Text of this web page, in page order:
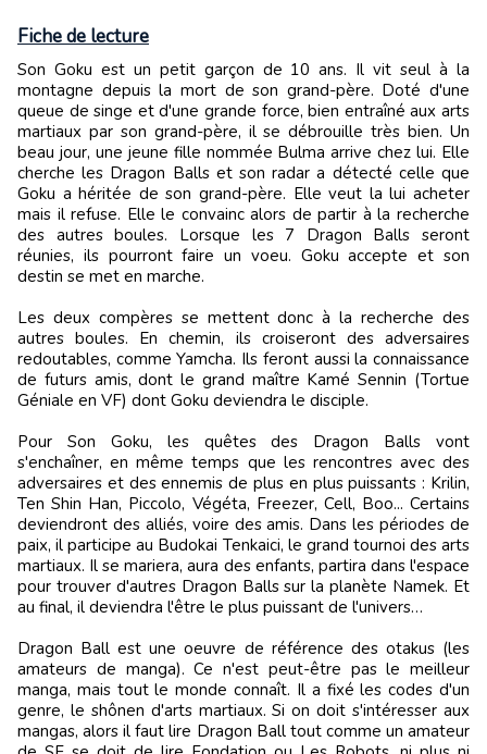
Fiche de lecture
Son Goku est un petit garçon de 10 ans. Il vit seul à la
montagne depuis la mort de son grand-père. Doté d'une
queue de singe et d'une grande force, bien entraîné aux arts
martiaux par son grand-père, il se débrouille très bien. Un
beau jour, une jeune fille nommée Bulma arrive chez lui. Elle
cherche les Dragon Balls et son radar a détecté celle que
Goku a héritée de son grand-père. Elle veut la lui acheter
mais il refuse. Elle le convainc alors de partir à la recherche
des autres boules. Lorsque les 7 Dragon Balls seront
réunies, ils pourront faire un voeu. Goku accepte et son
destin se met en marche.
Les deux compères se mettent donc à la recherche des
autres boules. En chemin, ils croiseront des adversaires
redoutables, comme Yamcha. Ils feront aussi la connaissance
de futurs amis, dont le grand maître Kamé Sennin (Tortue
Géniale en VF) dont Goku deviendra le disciple.
Pour Son Goku, les quêtes des Dragon Balls vont
s'enchaîner, en même temps que les rencontres avec des
adversaires et des ennemis de plus en plus puissants : Krilin,
Ten Shin Han, Piccolo, Végéta, Freezer, Cell, Boo... Certains
deviendront des alliés, voire des amis. Dans les périodes de
paix, il participe au Budokai Tenkaici, le grand tournoi des arts
martiaux. Il se mariera, aura des enfants, partira dans l'espace
pour trouver d'autres Dragon Balls sur la planète Namek. Et
au final, il deviendra l'être le plus puissant de l'univers…
Dragon Ball est une oeuvre de référence des otakus (les
amateurs de manga). Ce n'est peut-être pas le meilleur
manga, mais tout le monde connaît. Il a fixé les codes d'un
genre, le shônen d'arts martiaux. Si on doit s'intéresser aux
mangas, alors il faut lire Dragon Ball tout comme un amateur